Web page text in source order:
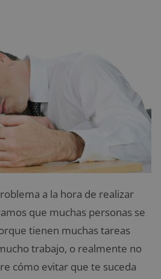
a la hora de realizar
que muchas personas se
tienen muchas tareas
trabajo, o realmente no
cómo evitar que te suceda